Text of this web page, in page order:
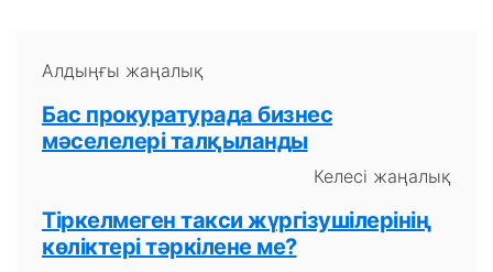
Алдыңғы жаңалық
Бас прокуратурада бизнес
мәселелері талқыланды
Келесі жаңалық
Тіркелмеген такси жүргізушілерінің
көліктері тәркілене ме?